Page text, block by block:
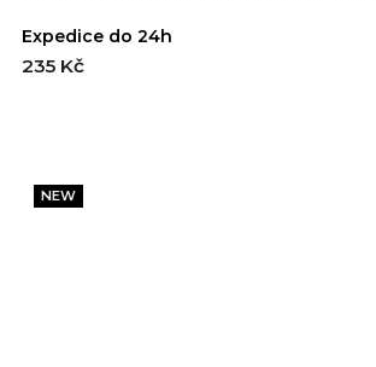
Expedice do 24h
235 Kč
NEW